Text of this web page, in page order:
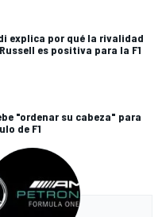
explica por qué la rivalidad
es positiva para la F1
"ordenar su cabeza" para
de F1